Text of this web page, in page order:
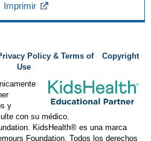
Imprimir
Policy & Terms of
Use
Copyright
y
con su médico.
KidsHealth® es una marca
Foundation. Todos los derechos